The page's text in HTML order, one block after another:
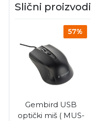
Slični proizvodi
57%
Gembird USB
optički miš ( MUS-